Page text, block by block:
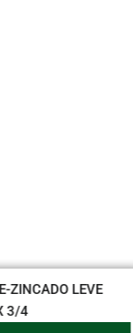
ZINCADO LEVE
3/4